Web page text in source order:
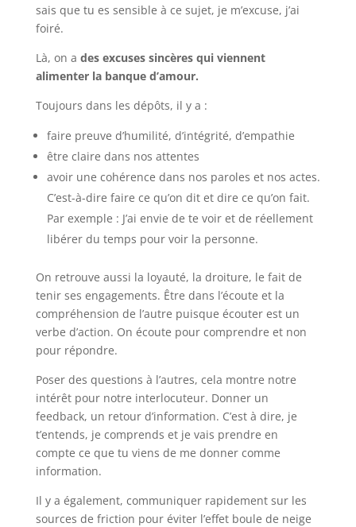
sais que tu es sensible à ce sujet, je m’excuse, j’ai
foiré.
Là, on a des excuses sincères qui viennent
alimenter la banque d’amour.
Toujours dans les dépôts, il y a :
faire preuve d’humilité, d’intégrité, d’empathie
être claire dans nos attentes
avoir une cohérence dans nos paroles et nos actes.
C’est-à-dire faire ce qu’on dit et dire ce qu’on fait.
Par exemple : J’ai envie de te voir et de réellement
libérer du temps pour voir la personne.
On retrouve aussi la loyauté, la droiture, le fait de
tenir ses engagements. Être dans l’écoute et la
compréhension de l’autre puisque écouter est un
verbe d’action. On écoute pour comprendre et non
pour répondre.
Poser des questions à l’autres, cela montre notre
intérêt pour notre interlocuteur. Donner un
feedback, un retour d’information. C’est à dire, je
t’entends, je comprends et je vais prendre en
compte ce que tu viens de me donner comme
information.
Il y a également, communiquer rapidement sur les
sources de friction pour éviter l’effet boule de neige